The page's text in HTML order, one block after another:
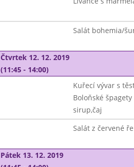
Salát bohemia/
Čtvrtek 12. 12. 2019
(11:45 - 14:00)
Kuřecí vývar s
Boloňské
sirup,čaj
Salát z červené
Pátek 13. 12. 2019